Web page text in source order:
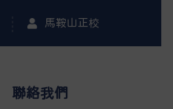
馬鞍山正校
聯絡我們